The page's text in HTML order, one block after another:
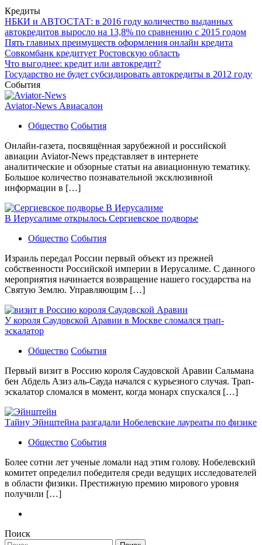
Кредиты
НБКИ и АВТОСТАТ: в 2016 году количество выданных
автокредитов выросло на 13,8% по сравнению с 2015 годом
Пять главных преимуществ оформления онлайн кредита
Совкомбанк кредитует Ростовскую область
Что выгоднее: кредит или автокредит?
Государство не будет субсидировать автокредиты в 2012 году
События
Aviator-News Авиасалон
Общество События
Онлайн-газета, посвящённая зарубежной и российской
авиации Aviator-News представляет в интернете
аналитические и обзорные статьи на авиационную тематику.
Большое количество познавательной эксклюзивной
информации в […]
В Иерусалиме открылось Сергиевское подворье
Общество События
Израиль передал России первый объект из прежней
собственности Российской империи в Иерусалиме. С данного
мероприятия начинается возвращение нашего государства на
Святую Землю. Управляющим […]
У короля Саудовской Аравии в Москве сломался трап-
эскалатор
Общество События
Первый визит в Россию короля Саудовской Аравии Сальмана
бен Абдель Азиз аль-Сауда начался с курьезного случая. Трап-
эскалатор сломался в момент, когда монарх спускался […]
Тайну Эйнштейна разгадали Нобелевские лауреаты по физике
Общество События
Более сотни лет ученые ломали над этим голову. Нобелевский
комитет определил победителя среди ведущих исследователей
в области физики. Престижную премию мирового уровня
получили […]
Поиск